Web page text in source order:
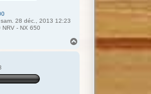
sam. 28 déc., 2013 12:23
NRV - NX 650